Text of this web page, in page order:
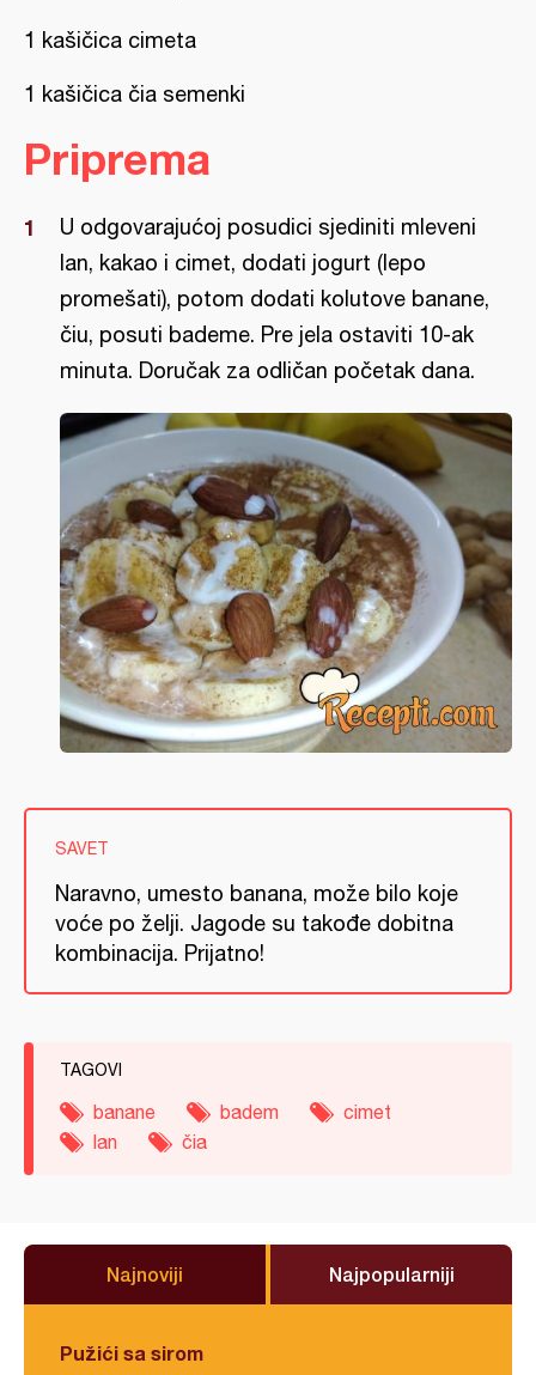
1 kašičica cimeta
1 kašičica čia semenki
Priprema
U odgovarajućoj posudici sjediniti mleveni
lan, kakao i cimet, dodati jogurt (lepo
promešati), potom dodati kolutove banane,
čiu, posuti bademe. Pre jela ostaviti 10-ak
minuta. Doručak za odličan početak dana.
SAVET
Naravno, umesto banana, može bilo koje
voće po želji. Jagode su takođe dobitna
kombinacija. Prijatno!
TAGOVI
banane badem
cimet
lan
čia
Najnoviji Najpopularniji
Pužići sa sirom